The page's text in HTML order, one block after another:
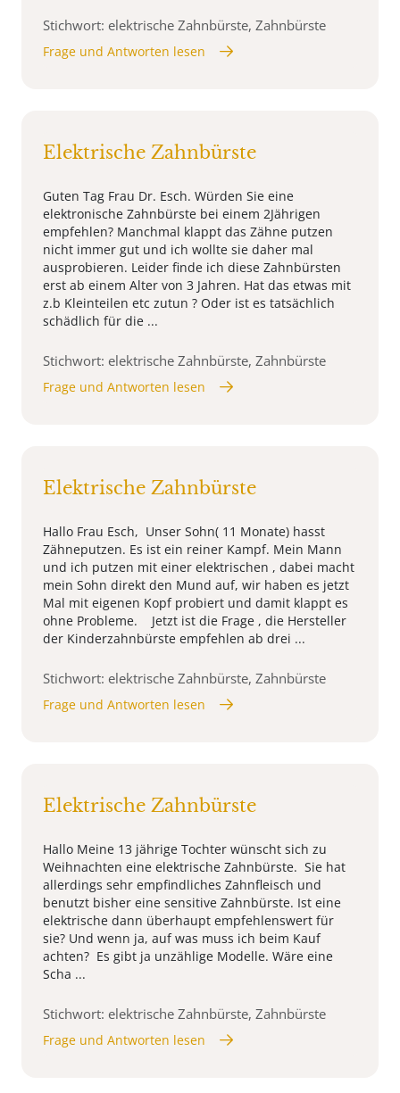
Stichwort: elektrische Zahnbürste, Zahnbürste
Frage und Antworten lesen
Elektrische Zahnbürste
Guten Tag Frau Dr. Esch. Würden Sie eine
elektronische Zahnbürste bei einem 2Jährigen
empfehlen? Manchmal klappt das Zähne putzen
nicht immer gut und ich wollte sie daher mal
ausprobieren. Leider finde ich diese Zahnbürsten
erst ab einem Alter von 3 Jahren. Hat das etwas mit
z.b Kleinteilen etc zutun ? Oder ist es tatsächlich
schädlich für die ...
Stichwort: elektrische Zahnbürste, Zahnbürste
Frage und Antworten lesen
Elektrische Zahnbürste
Hallo Frau Esch, Unser Sohn( 11 Monate) hasst
Zähneputzen. Es ist ein reiner Kampf. Mein Mann
und ich putzen mit einer elektrischen , dabei macht
mein Sohn direkt den Mund auf, wir haben es jetzt
Mal mit eigenen Kopf probiert und damit klappt es
ohne Probleme. Jetzt ist die Frage , die Hersteller
der Kinderzahnbürste empfehlen ab drei ...
Stichwort: elektrische Zahnbürste, Zahnbürste
Frage und Antworten lesen
Elektrische Zahnbürste
Hallo Meine 13 jährige Tochter wünscht sich zu
Weihnachten eine elektrische Zahnbürste. Sie hat
allerdings sehr empfindliches Zahnfleisch und
benutzt bisher eine sensitive Zahnbürste. Ist eine
elektrische dann überhaupt empfehlenswert für
sie? Und wenn ja, auf was muss ich beim Kauf
achten? Es gibt ja unzählige Modelle. Wäre eine
Scha ...
Stichwort: elektrische Zahnbürste, Zahnbürste
Frage und Antworten lesen